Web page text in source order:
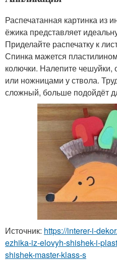
Распечатанная картинка из
ёжика представляет
Приделайте распечатку к
Спинка мажется
колючки. Налепите чешуйки,
или ножницами у ствола.
сложный, больше подойдёт
Источник: https://interer-i-
ezhika-iz-elovyh-shishek-i-
shishek-master-klass-s